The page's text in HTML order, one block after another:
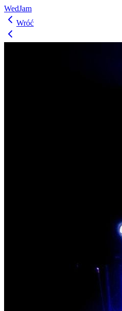
WedJam
Wróć